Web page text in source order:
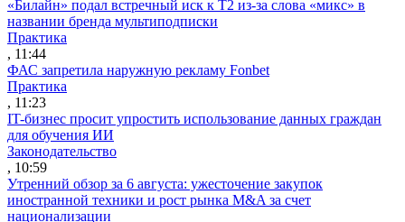
«Билайн» подал встречный иск к Т2 из-за слова «микс» в
названии бренда мультиподписки
Практика
, 11:44
ФАС запретила наружную рекламу Fonbet
Практика
, 11:23
IT-бизнес просит упростить использование данных граждан
для обучения ИИ
Законодательство
, 10:59
Утренний обзор за 6 августа: ужесточение закупок
иностранной техники и рост рынка M&A за счет
национализации